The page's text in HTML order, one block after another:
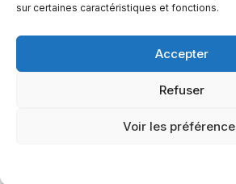
sur certaines caractéristiques et fonctions.
Accepter
Refuser
Voir les
© Copyright 2026 – Altomédia Inc |
Ce site internet a été conçu et développé